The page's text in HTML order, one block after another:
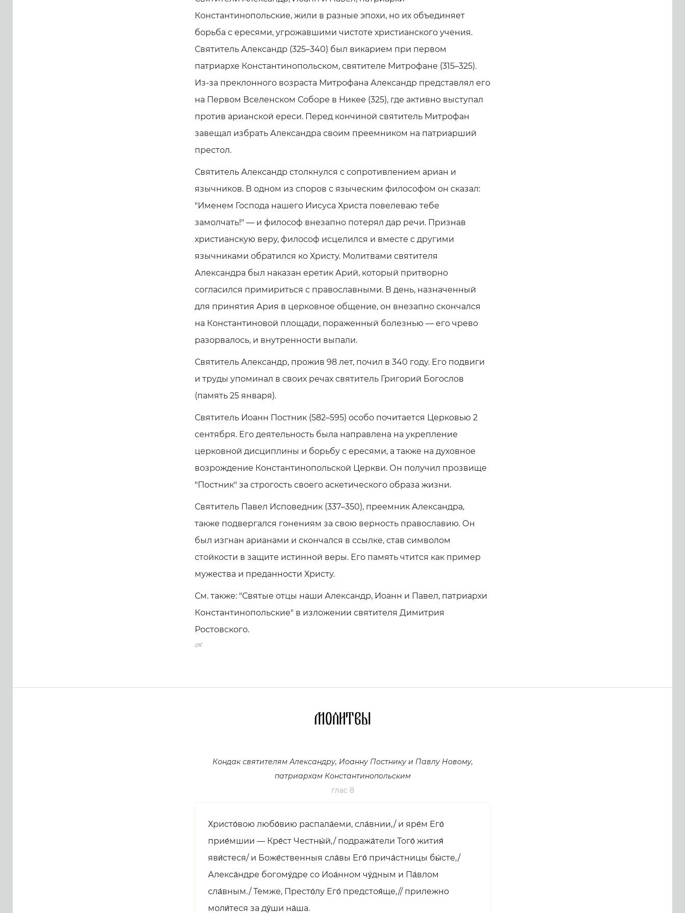
Константинопольские, жили в разные эпохи, но их объединяет
борьба с ересями, угрожавшими чистоте христианского учения.
Святитель Александр (325–340) был викарием при первом
патриархе Константинопольском, святителе Митрофане (315–325).
Из-за преклонного возраста Митрофана Александр представлял его
на Первом Вселенском Соборе в Никее (325), где активно выступал
против арианской ереси. Перед кончиной святитель Митрофан
завещал избрать Александра своим преемником на патриарший
престол.
Святитель Александр столкнулся с сопротивлением ариан и
язычников. В одном из споров с языческим философом он сказал:
"Именем Господа нашего Иисуса Христа повелеваю тебе
замолчать!" — и философ внезапно потерял дар речи. Признав
христианскую веру, философ исцелился и вместе с другими
язычниками обратился ко Христу. Молитвами святителя
Александра был наказан еретик Арий, который притворно
согласился примириться с православными. В день, назначенный
для принятия Ария в церковное общение, он внезапно скончался
на Константиновой площади, пораженный болезнью — его чрево
разорвалось, и внутренности выпали.
Святитель Александр, прожив 98 лет, почил в 340 году. Его подвиги
и труды упоминал в своих речах святитель Григорий Богослов
(память 25 января).
Святитель Иоанн Постник (582–595) особо почитается Церковью 2
сентября. Его деятельность была направлена на укрепление
церковной дисциплины и борьбу с ересями, а также на духовное
возрождение Константинопольской Церкви. Он получил прозвище
"Постник" за строгость своего аскетического образа жизни.
Святитель Павел Исповедник (337–350), преемник Александра,
также подвергался гонениям за свою верность православию. Он
был изгнан арианами и скончался в ссылке, став символом
стойкости в защите истинной веры. Его память чтится как пример
мужества и преданности Христу.
См. также: "Святые отцы наши Александр, Иоанн и Павел, патриархи
Константинопольские" в изложении святителя Димитрия
Ростовского.
Молитвы
Кондак святителям Александру, Иоанну Постнику и Павлу Новому,
патриархам Константинопольским
глас 8
Христо́вою любо́вию распала́еми, сла́внии,/ и яре́м Его́
прие́мшии — Кре́ст Честны́й,/ подража́тели Того́ жития́
яви́стеся/ и Боже́ственныя сла́вы Его́ прича́стницы бы́сте,/
Алекса́ндре богому́дре со Иоа́нном чу́дным и Па́влом
сла́вным./ Темже, Престо́лу Его́ предстоя́ще,// прилежно
моли́теся за ду́ши на́ша.